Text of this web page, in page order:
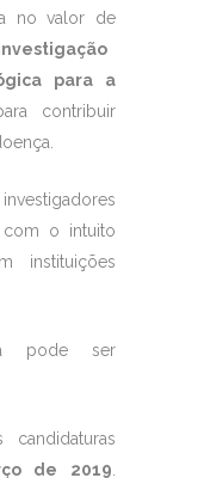
no valor de
nvestigação
para a
contribuir
com o intuito
instituições
pode ser
de 2019